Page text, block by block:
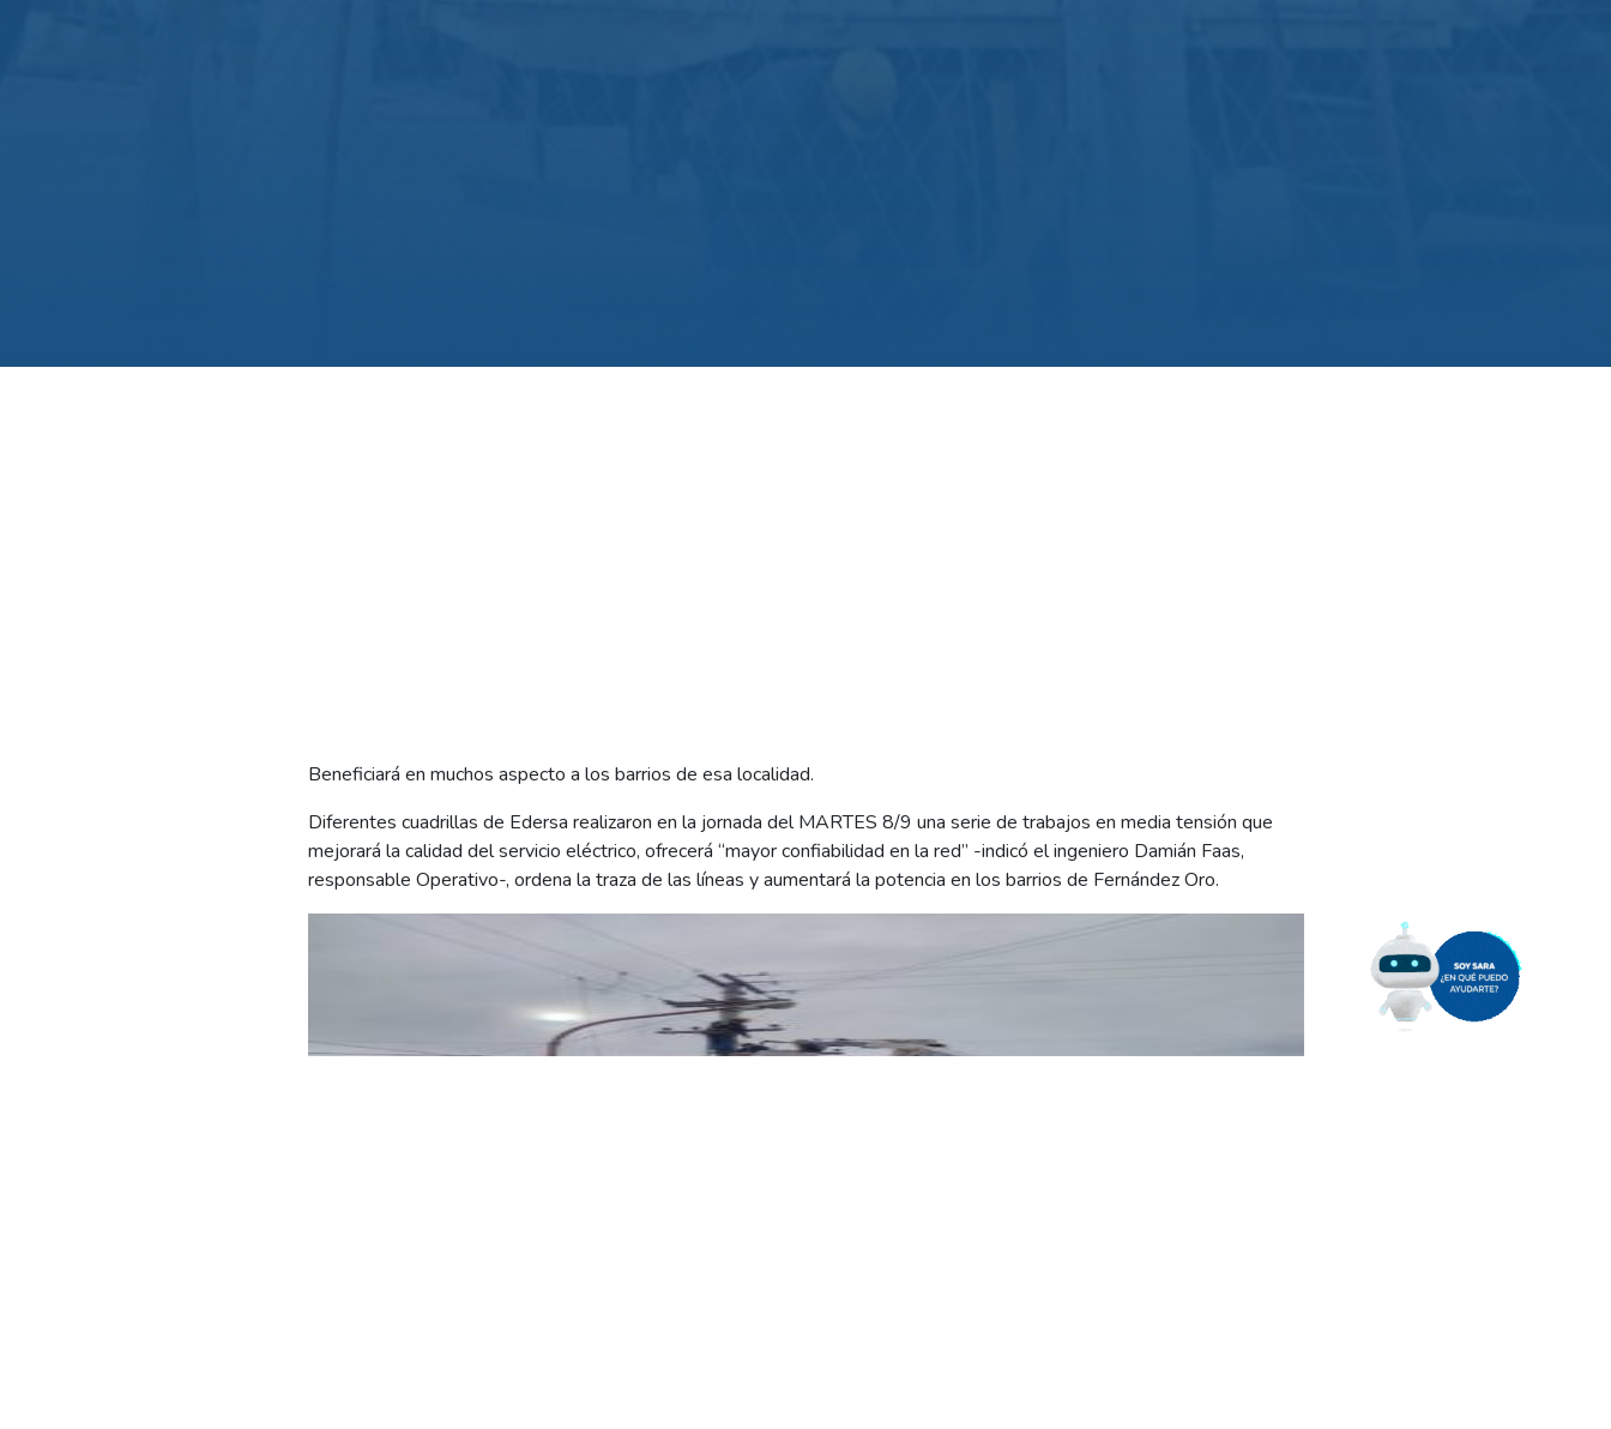
Beneficiará en muchos aspecto a los barrios de esa localidad.
Diferentes cuadrillas de Edersa realizaron en la jornada del MARTES 8/9 una serie de trabajos en media tensión que
mejorará la calidad del servicio eléctrico, ofrecerá “mayor confiabilidad en la red” -indicó el ingeniero Damián Faas,
responsable Operativo-, ordena la traza de las líneas y aumentará la potencia en los barrios de Fernández Oro.